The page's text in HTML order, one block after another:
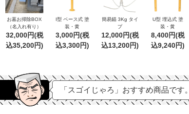
お墓お掃除BOX
（名入れ有り）
32,000円(税
込35,200円)
I型 ベース式 塗
装・黄
3,000円(税
込3,300円)
簡易錨 3Kg タイ
プ
12,000円(税
込13,200円)
U型 埋込式 塗
装・黄
8,400円(税
込9,240円)
「スゴイじゃろ」おすすめ商品です。